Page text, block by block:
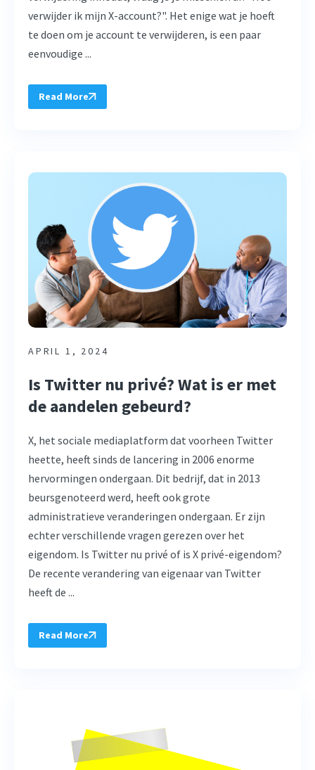
verwijder ik mijn X-account?". Het enige wat je hoeft
te doen om je account te verwijderen, is een paar
eenvoudige ...
Read More
APRIL 1, 2024
Is Twitter nu privé? Wat is er met
de aandelen gebeurd?
X, het sociale mediaplatform dat voorheen Twitter
heette, heeft sinds de lancering in 2006 enorme
hervormingen ondergaan. Dit bedrijf, dat in 2013
beursgenoteerd werd, heeft ook grote
administratieve veranderingen ondergaan. Er zijn
echter verschillende vragen gerezen over het
eigendom. Is Twitter nu privé of is X privé-eigendom?
De recente verandering van eigenaar van Twitter
heeft de ...
Read More